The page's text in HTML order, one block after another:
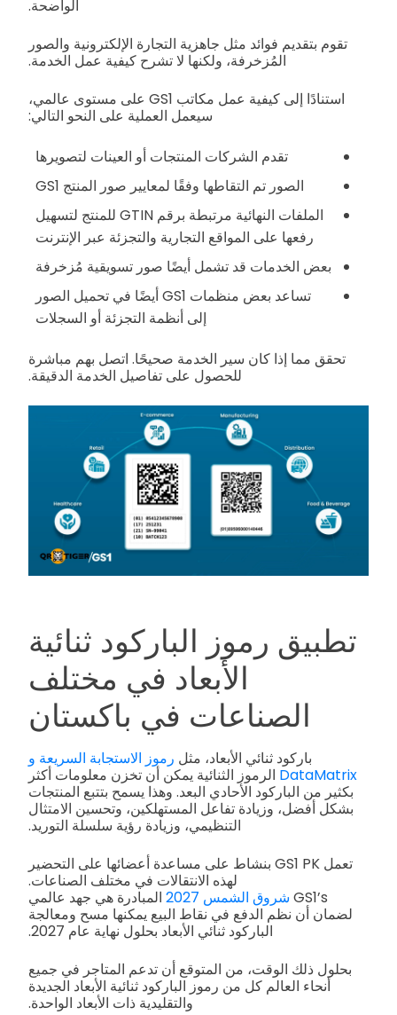
الواضحة.
تقوم بتقديم فوائد مثل جاهزية التجارة الإلكترونية والصور
المُزخرفة، ولكنها لا تشرح كيفية عمل الخدمة.
استنادًا إلى كيفية عمل مكاتب GS1 على مستوى عالمي،
سيعمل العملية على النحو التالي:
تقدم الشركات المنتجات أو العينات لتصويرها
الصور تم التقاطها وفقًا لمعايير صور المنتج GS1
الملفات النهائية مرتبطة برقم GTIN للمنتج لتسهيل
رفعها على المواقع التجارية والتجزئة عبر الإنترنت
بعض الخدمات قد تشمل أيضًا صور تسويقية مُزخرفة
تساعد بعض منظمات GS1 أيضًا في تحميل الصور
إلى أنظمة التجزئة أو السجلات
تحقق مما إذا كان سير الخدمة صحيحًا. اتصل بهم مباشرة
للحصول على تفاصيل الخدمة الدقيقة.
تطبيق رموز الباركود ثنائية
الأبعاد في مختلف
الصناعات في باكستان
باركود ثنائي الأبعاد، مثل رموز الاستجابة السريعة و
DataMatrix الرموز الثنائية يمكن أن تخزن معلومات أكثر
بكثير من الباركود الأحادي البعد. وهذا يسمح بتتبع المنتجات
بشكل أفضل، وزيادة تفاعل المستهلكين، وتحسين الامتثال
التنظيمي، وزيادة رؤية سلسلة التوريد.
تعمل GS1 PK بنشاط على مساعدة أعضائها على التحضير
لهذه الانتقالات في مختلف الصناعات.
GS1’s شروق الشمس 2027
المبادرة هي جهد عالمي
لضمان أن نظم الدفع في نقاط البيع يمكنها مسح ومعالجة
الباركود ثنائي الأبعاد بحلول نهاية عام 2027.
بحلول ذلك الوقت، من المتوقع أن تدعم المتاجر في جميع
أنحاء العالم كل من رموز الباركود ثنائية الأبعاد الجديدة
والتقليدية ذات الأبعاد الواحدة.